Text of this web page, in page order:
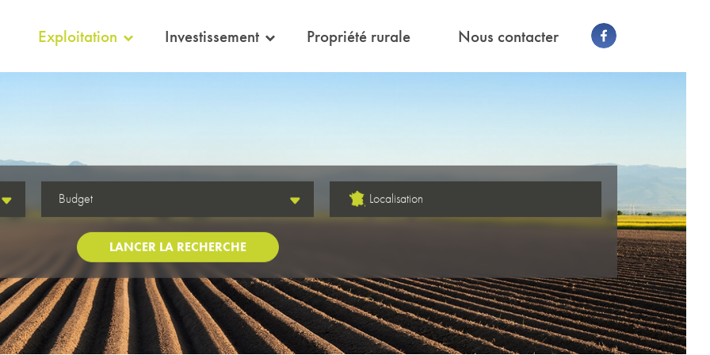
Exploitation Investissement Propriété rurale Nous contacter
Localisation